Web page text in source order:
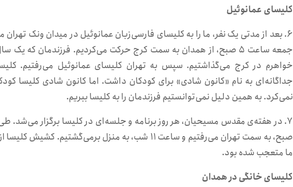
کلیسای عمانوئیل
۶. بعد از مدتی یک نفر، ما را به کلیسای فارسی‌زبان عمانوئیل در میدان ونک
جمعه ساعت ۵ صبح، از همدان به سمت کرج حرکت می‌کردیم. فرزندمان که
خواهرم در کرج می‌گذاشتیم. سپس به تهران کلیسای عمانوئیل می‌رفتیم.
جداگانه‌ای به نام «کانون شادی» برای کودکان داشت. اما کانون شادی کلیسا
نمی‌کرد. به همین دلیل نمی‌توانستیم فرزندمان را به کلیسا ببریم.
صبح، به سمت تهران می‌رفتیم و ساعت ۱۱ شب، به منزل
ما متعجب شده بود.
کلیسای خانگی در همدان